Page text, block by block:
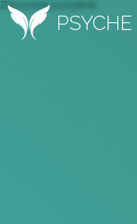
PSYCHE
Zaburzenia pożądania